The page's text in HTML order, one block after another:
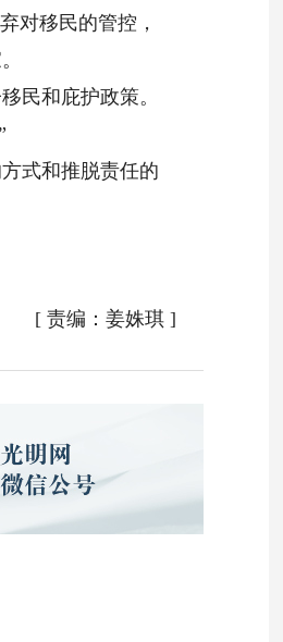
对移民的管控，
民和庇护政策。
式和推脱责任的
[ 责编：姜姝琪]